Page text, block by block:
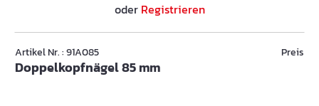
oder Registrieren
Artikel Nr. : 91A085
Doppelkopfnägel 85 mm
Preis